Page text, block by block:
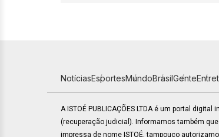
NotíciasEsportesMundoBrasilGente
A ISTOÉ PUBLICAÇÕES LTDA é um portal
(recuperação judicial). Informamos também
impressa de nome ISTOÉ, tampouco